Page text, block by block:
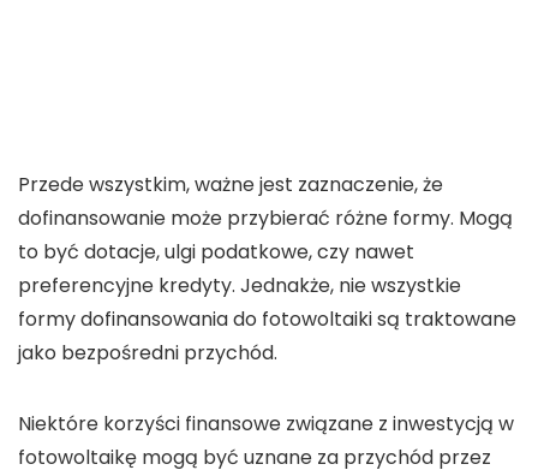
Przede wszystkim, ważne jest zaznaczenie, że
dofinansowanie może przybierać różne formy. Mogą
to być dotacje, ulgi podatkowe, czy nawet
preferencyjne kredyty. Jednakże, nie wszystkie
formydofinansowania do fotowoltaikisą traktowane
jako bezpośredni przychód.
Niektóre korzyści finansowe związane z inwestycją w
fotowoltaikę mogą być uznane za przychód przez